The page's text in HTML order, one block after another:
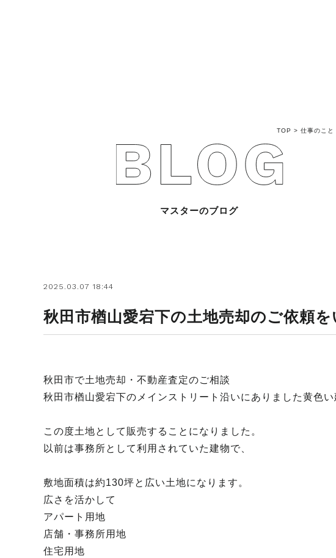
会社概要
TOP > 仕事のこと
マスターのブログ
2025.03.07 18:44
秋田市楢山愛宕下の土地売却のご依頼
秋田市で土地売却・不動産査定のご相談
秋田市楢山愛宕下のメインストリート沿いにありました黄色い
この度土地として販売することになりました。
以前は事務所として利用されていた建物で、
敷地面積は約130坪と広い土地になります。
広さを活かして
アパート用地
店舗・事務所用地
住宅用地